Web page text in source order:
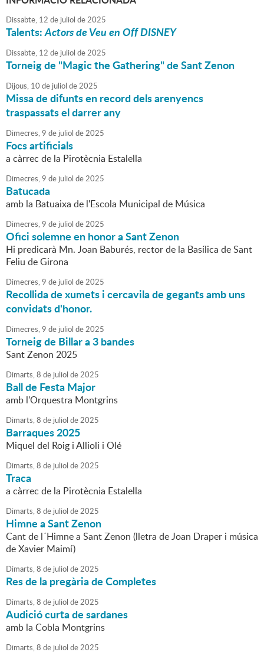
Dissabte, 12 de juliol de2025
Talents:Actors de Veu en Off DISNEY
Dissabte, 12 de juliol de2025
Torneig de "Magic the Gathering" de Sant Zenon
Dijous, 10 de juliol de2025
Missa de difunts en record dels arenyencs
traspassats el darrer any
Dimecres,9 de juliol de2025
Focs artificials
a càrrec de la Pirotècnia Estalella
Dimecres,9 de juliol de2025
Batucada
amb la Batuaixa de l'Escola Municipal de Música
Dimecres,9 de juliol de2025
Ofici solemne en honor a Sant Zenon
Hi predicarà Mn. Joan Baburés, rector de la Basílica de Sant
Feliu de Girona
Dimecres,9 de juliol de2025
Recollida de xumets i cercavila de gegants amb uns
convidats d'honor.
Dimecres,9 de juliol de2025
Torneig de Billar a 3 bandes
Sant Zenon 2025
Dimarts,8 de juliol de2025
Ball de Festa Major
amb l'Orquestra Montgrins
Dimarts,8 de juliol de2025
Barraques 2025
Miquel del Roig i Allioli i Olé
Dimarts,8 de juliol de2025
Traca
a càrrec de la Pirotècnia Estalella
Dimarts,8 de juliol de2025
Himne a Sant Zenon
Cant de l´Himne a Sant Zenon (lletra de Joan Draper i música
de Xavier Maimí)
Dimarts,8 de juliol de2025
Res de la pregària de Completes
Dimarts,8 de juliol de2025
Audició curta de sardanes
amb la Cobla Montgrins
Dimarts,8 de juliol de2025